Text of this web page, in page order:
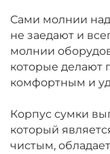
Сами молнии
не заедают и
молнии
которые делают
комфортным и
Корпус сумки
который
чистым,